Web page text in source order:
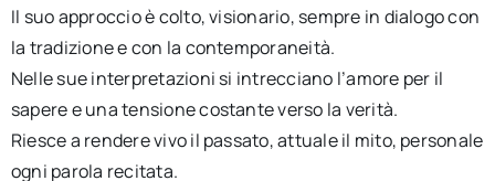
Il suo approccio è colto, visionario, sempre in dialogo con
la tradizione e con la contemporaneità.
Nelle sue interpretazioni si intrecciano l’amore per il
sapere e una tensione costante verso la verità.
Riesce a rendere vivo il passato, attuale il mito, personale
ogni parola recitata.